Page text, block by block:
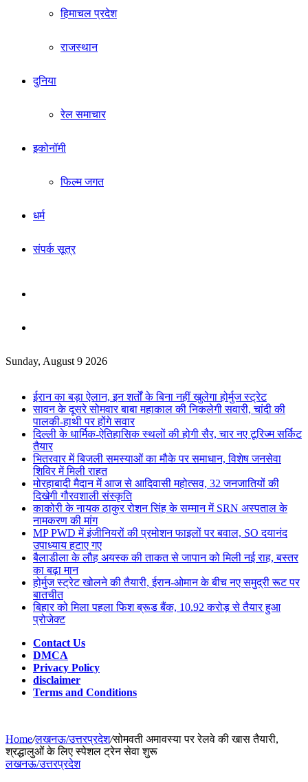
हिमाचल प्रदेश
राजस्थान
दुनिया
रेल समाचार
इकोनॉमी
फिल्म जगत
धर्म
संपर्क सूत्र
for
Sunday, August 9 2026
ईरान का बड़ा ऐलान, इन शर्तों के बिना नहीं खुलेगा होर्मुज स्ट्रेट
सावन के दूसरे सोमवार बाबा महाकाल की निकलेगी सवारी, चांदी की
पालकी-हाथी पर होंगे सवार
दिल्ली के धार्मिक-ऐतिहासिक स्थलों की होगी सैर, चार नए टूरिज्म सर्किट
तैयार
भितरवार में बिजली समस्याओं का मौके पर समाधान, विशेष जनसेवा
शिविर में मिली राहत
मोरहाबादी मैदान में आज से आदिवासी महोत्सव, 32 जनजातियों की
दिखेगी गौरवशाली संस्कृति
काकोरी के नायक ठाकुर रोशन सिंह के सम्मान में SRN अस्पताल के
नामकरण की मांग
MP PWD में इंजीनियरों की प्रमोशन फाइलों पर बवाल, SO दयानंद
उपाध्याय हटाए गए
बैलाडीला के लौह अयस्क की ताकत से जापान को मिली नई राह, बस्तर
का बढ़ा मान
होर्मुज स्ट्रेट खोलने की तैयारी, ईरान-ओमान के बीच नए समुद्री रूट पर
बातचीत
बिहार को मिला पहला फिश ब्रूड बैंक, 10.92 करोड़ से तैयार हुआ
प्रोजेक्ट
Contact Us
DMCA
Privacy Policy
disclaimer
Terms and Conditions
Home/लखनऊ/उत्तरप्रदेश/सोमवती अमावस्या पर रेलवे की खास तैयारी,
श्रद्धालुओं के लिए स्पेशल ट्रेन सेवा शुरू
लखनऊ/उत्तरप्रदेश